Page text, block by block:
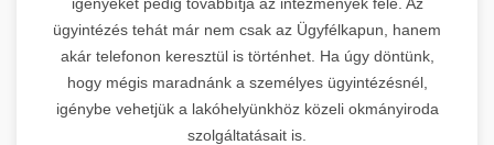
ügyintézés tehát már nem csak az Ügyfélkapun, hanem
akár telefonon keresztül is történhet. Ha úgy döntünk,
hogy mégis maradnánk a személyes ügyintézésnél,
igénybe vehetjük a lakóhelyünkhöz közeli okmányiroda
szolgáltatásait is.